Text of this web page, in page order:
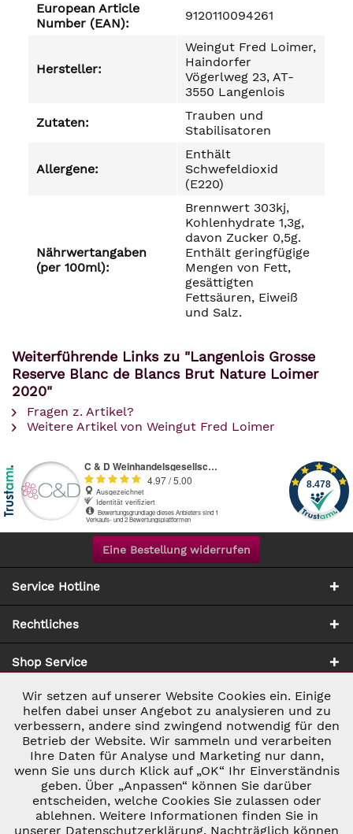
European Article
Number (EAN):
9120110094261
Hersteller:
Weingut Fred Loimer,
Haindorfer
Vögerlweg 23, AT-
3550 Langenlois
Zutaten:
Trauben und
Stabilisatoren
Allergene:
Enthält
Schwefeldioxid
(E220)
Nährwertangaben
(per 100ml):
Brennwert 303kj,
Kohlenhydrate 1,3g,
davon Zucker 0,5g.
Enthält geringfügige
Mengen von Fett,
gesättigten
Fettsäuren, Eiweiß
und Salz.
Weiterführende Links zu "Langenlois Grosse
Reserve Blanc de Blancs Brut Nature Loimer
2020"
Fragen z. Artikel?
Weitere Artikel von Weingut Fred Loimer
Eine Bestellung widerrufen
Service Hotline
Rechtliches
Shop Service
Zahlung & Versand
* ALLE PREISE INKL. GESETZL. UMSATZSTEUER ZZGL.
VERSANDKOSTEN UND GGF. NACHNAHMEGEBÜHREN, WENN NICHT
Notwendig Aktiv
Marketing Inaktiv
Tracking Inaktiv
Wir setzen auf unserer Website Cookies ein. Einige
helfen dabei unser Angebot zu analysieren und zu
verbessern, andere sind zwingend notwendig für den
Betrieb der Website. Wir sammeln und verarbeiten
Ihre Daten für Analyse und Marketing nur dann,
wenn Sie uns durch Klick auf „OK“ Ihr Einverständnis
geben. Über „Anpassen“ können Sie darüber
entscheiden, welche Cookies Sie zulassen oder
ablehnen. Weitere Informationen finden Sie in
unserer Datenschutzerklärung. Nachträglich können